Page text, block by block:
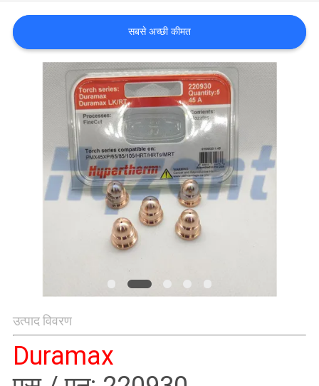
अनुरोध
गोपनीयता
सबसे अच्छी कीमत
उत्पाद विवरण
Duramax